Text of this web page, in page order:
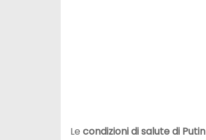
Le condizioni di salute di Putin